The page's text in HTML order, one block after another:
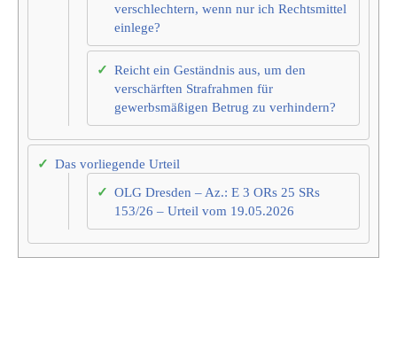
verschlechtern, wenn nur ich Rechtsmittel
einlege?
Reicht ein Geständnis aus, um den
verschärften Strafrahmen für
gewerbsmäßigen Betrug zu verhindern?
Das vorliegende Urteil
OLG Dresden – Az.: E 3 ORs 25 SRs
153/26 – Urteil vom 19.05.2026